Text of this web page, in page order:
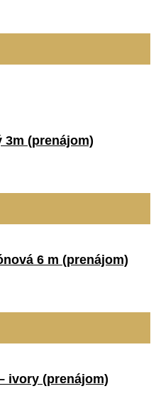
(prenájom)
6 m (prenájom)
ivory (prenájom)